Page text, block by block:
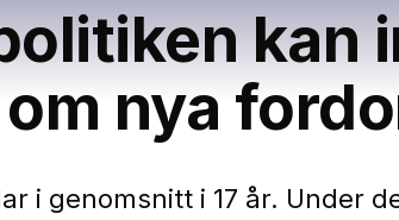
kan
nya
i genomsnitt i 17 år. Under